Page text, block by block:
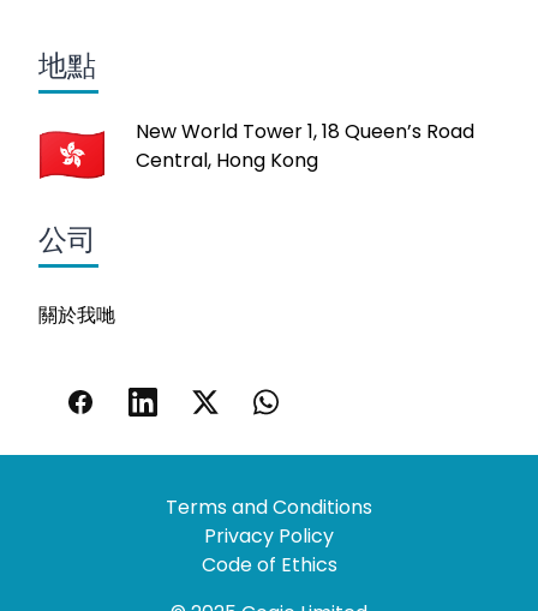
地點
New World Tower 1, 18 Queen’s Road
Central, Hong Kong
公司
關於我哋
Terms and Conditions
Privacy Policy
Code of Ethics